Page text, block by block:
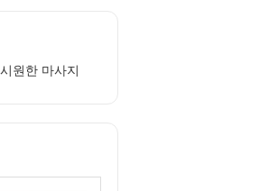
원한 마사지